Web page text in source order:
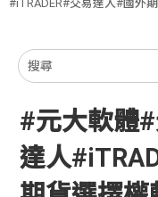
#iTRADER#交易達人#國外
#元大軟體
達人